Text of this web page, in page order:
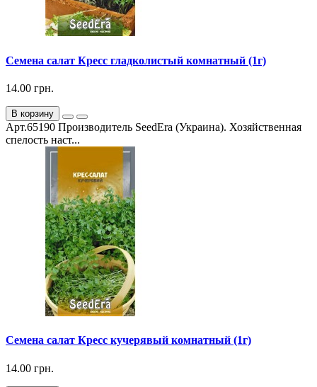
Семена салат Кресс гладколистый комнатный (1г)
14.00 грн.
В корзину
Арт.65190 Производитель SeedEra (Украина). Хозяйственная
спелость наст...
Семена салат Кресс кучерявый комнатный (1г)
14.00 грн.